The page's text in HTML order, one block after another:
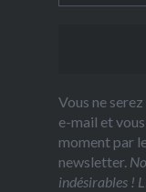
Vous ne
e-mail et
moment par
newsletter.
indésirables !